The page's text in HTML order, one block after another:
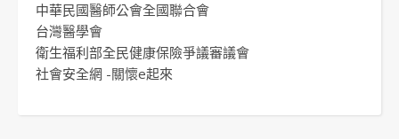
中華民國醫師公會全國聯合會
台灣醫學會
衛生福利部全民健康保險爭議審議會
社會安全網 -關懷e起來